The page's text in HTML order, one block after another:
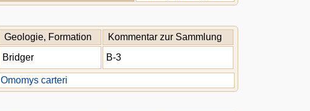
Geologie, Formation
Kommentar zur Sammlung
Bridger B-3
Omomys carteri